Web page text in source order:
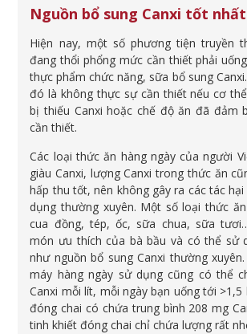
Nguồn bổ sung Canxi tốt nhất
Hiện nay, một số phương tiện truyền
đang thổi phổng mức cần thiết phải
thực phẩm chức năng, sữa bổ sung
đó là không thực sự cần thiết nếu cơ
bị thiếu Canxi hoặc chế độ ăn đã đảm
cần thiết.
Các loại thức ăn hàng ngày của người
giàu Canxi, lượng Canxi trong thức ăn
hấp thu tốt, nên không gây ra các tác
dụng thường xuyên. Một số loại thức
cua đồng, tép, ốc, sữa chua, sữa
món ưu thích của bà bầu và có thể sử
như nguồn bổ sung Canxi thường
máy hàng ngày sử dụng cũng có thể
Canxi mỗi lít, mỗi ngày bạn uống tới
đóng chai có chứa trung bình 208 mg
tinh khiết đóng chai chỉ chứa lượng rất